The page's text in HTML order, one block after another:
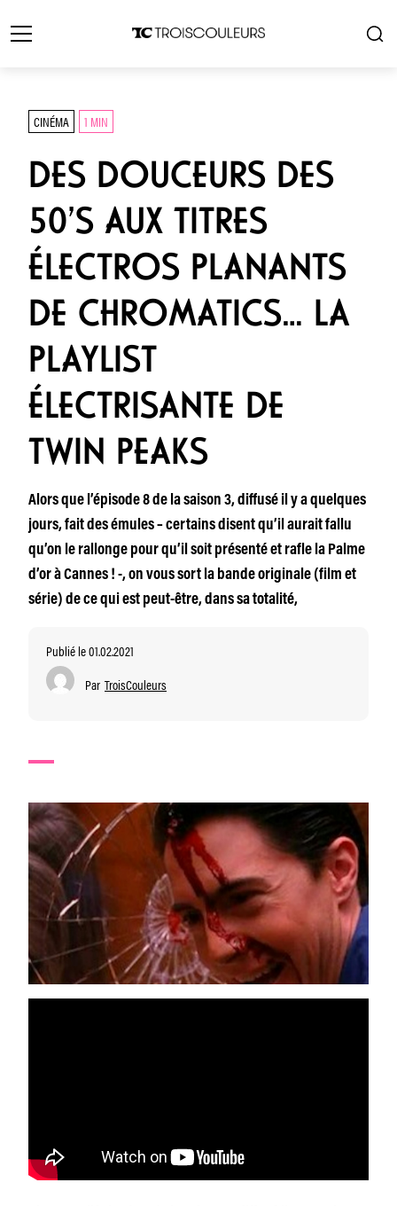
CINÉMA 1 MIN
DES DOUCEURS DES
50’S AUX TITRES
ÉLECTROS PLANANTS
DE CHROMATICS… LA
PLAYLIST
ÉLECTRISANTE DE
TWIN PEAKS
Alors que l’épisode 8 de la saison 3, diffusé il y a quelques
jours, fait des émules – certains disent qu’il aurait fallu
qu’on le rallonge pour qu’il soit présenté et rafle la Palme
d’or à Cannes ! -, on vous sort la bande originale (film et
série) de ce qui est peut-être, dans sa totalité,
Publié le 01.02.2021
Par TroisCouleurs